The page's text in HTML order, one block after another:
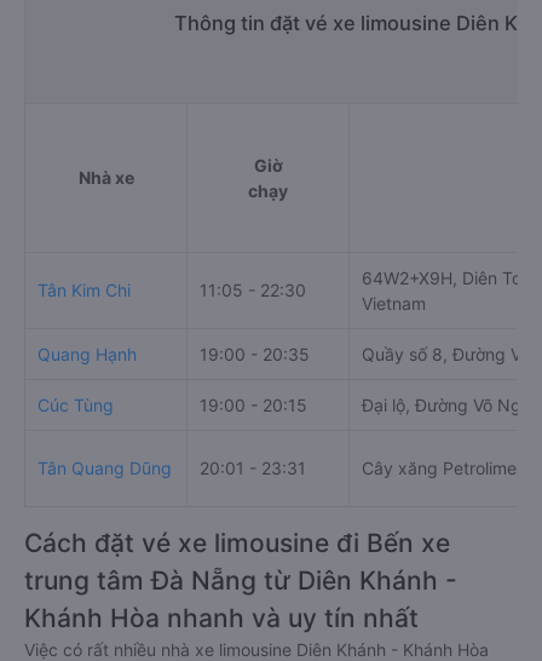
Thông tin đặt vé xe limousine Diên
Nhà xe
Giờ
chạy
Tân Kim Chi 11:05 - 22:30
64W2+X9H, Diên
Vietnam
Quang Hạnh 19:00 - 20:35 Quầy số 8, Đường Võ
Cúc Tùng 19:00 - 20:15 Đại lộ, Đường Võ
Tân Quang Dũng 20:01 - 23:31 Cây xăng Petrolimex
Cách đặt vé xe limousine đi Bến xe
trung tâm Đà Nẵng từ Diên Khánh -
Khánh Hòa nhanh và uy tín nhất
Việc có rất nhiều nhà xe limousine Diên Khánh - Khánh Hòa